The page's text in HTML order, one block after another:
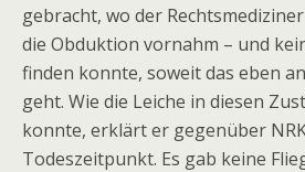
gebracht, wo der
die Obduktion vornahm – und
finden konnte, soweit das eben
geht. Wie die Leiche in diesen
konnte, erklärt er gegenüber
Todeszeitpunkt. Es gab keine